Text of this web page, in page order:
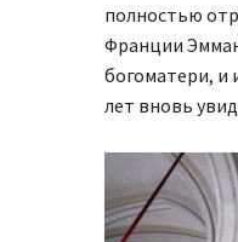
полностью
Франции
богоматери, и
лет вновь